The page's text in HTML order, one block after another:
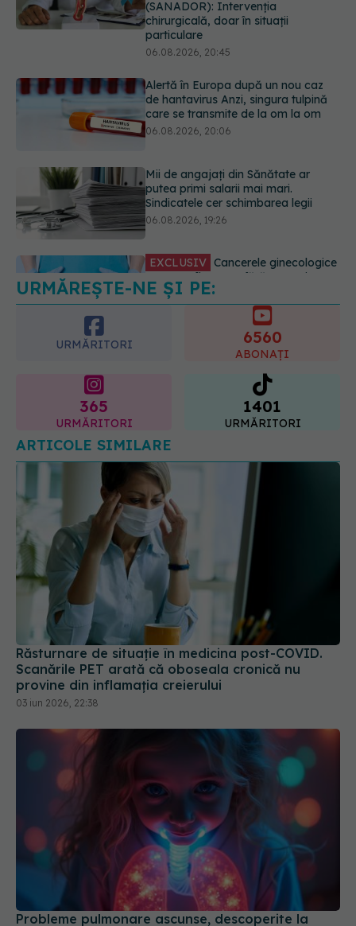
de hantavirus Anzi, singura tulpină
care se transmite de la om la om
06.08.2026, 20:06
Mii de angajați din Sănătate ar
putea primi salarii mai mari.
Sindicatele cer schimbarea legii
06.08.2026, 19:26
EXCLUSIV Cancerele ginecologice
care pot fi tratate fără operație. Dr.
Sorin Bogdan (SANADOR): Chirurgia
este indicată doar punctual, pentru
anumite categorii de paciente
EXCLUSIV
Brahiterapie vs
radioterapie externă în cancerul
ginecologic. Dr. Sorin Bogdan
(SANADOR) explică diferența și
cum acționează tratamentul
URMĂREȘTE-NE ȘI PE:
URMĂRITORI 6560
ABONAȚI
365
URMĂRITORI
1401
URMĂRITORI
ARTICOLE SIMILARE
Răsturnare de situație în medicina post-COVID.
Scanările PET arată că oboseala cronică nu
provine din inflamația creierului
03 iun 2026, 22:38
Probleme pulmonare ascunse, descoperite la
copiii cu long-COVID